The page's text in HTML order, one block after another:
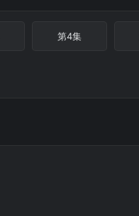
第4集